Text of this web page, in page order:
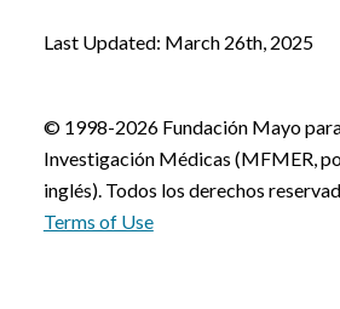
Last Updated: March 26th, 2025
© 1998-2026 Fundación Mayo
Investigación Médicas (MFMER,
inglés). Todos los derechos
Terms of Use